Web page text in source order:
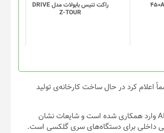
راکت تنیس بابولات مدل DRIVE
Z-TOUR
کرد در حال ساخت کارخانه‌ی تولید
سامسونگ برای توسعه‌ی بخش پردازش گرافیکی جدیدترین نسل تراشه‌ی اگزینوس نیز با AMD وارد همکاری شده است و شایعات نشان